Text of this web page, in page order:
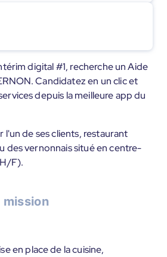
digital #1, recherche un Aide
Candidatez en un clic et
depuis la meilleure app du
de ses clients, restaurant
des vernonnais situé en centre-
F).
mission
en place de la cuisine,